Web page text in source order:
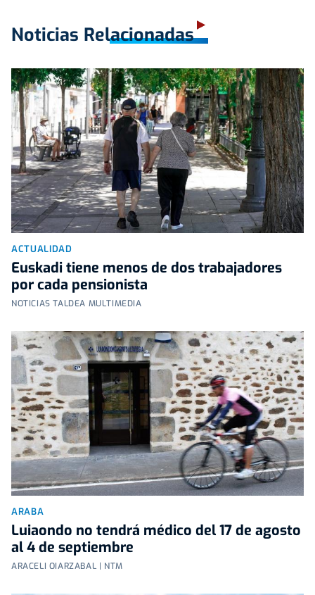
Noticias Relacionadas
ACTUALIDAD
Euskadi tiene menos de dos trabajadores
por cada pensionista
NOTICIAS TALDEA MULTIMEDIA
ARABA
Luiaondo no tendrá médico del 17 de agosto
al 4 de septiembre
ARACELI OIARZABAL | NTM